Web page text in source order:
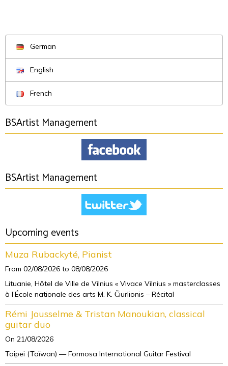
German
English
French
BSArtist Management
BSArtist Management
Upcoming events
Muza Rubackyté, Pianist
From 02/08/2026 to 08/08/2026
Lituanie, Hôtel de Ville de Vilnius « Vivace Vilnius » masterclasses
à l’École nationale des arts M. K. Čiurlionis – Récital
Rémi Jousselme & Tristan Manoukian, classical
guitar duo
On 21/08/2026
Taipei (Taïwan) — Formosa International Guitar Festival